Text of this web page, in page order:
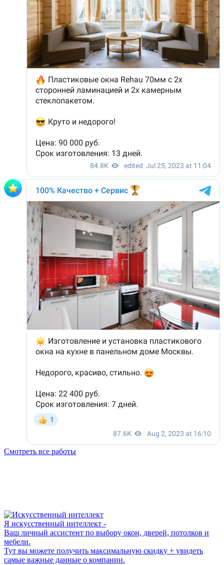
Смотреть все работы
Я искусственный интеллект -
Ваш личный ассистент по выбору окон, дверей, потолков и
мебели.
Тут вы можете получить максимальную скидку + увидеть
самые важные данные о компании.